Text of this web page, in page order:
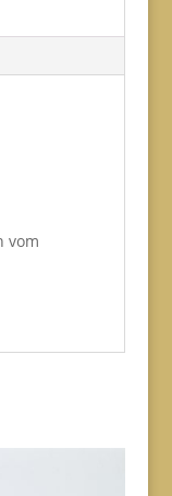
vom